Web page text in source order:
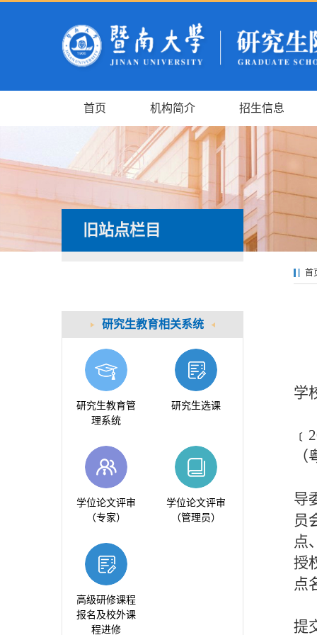
首页 机构简介 招生信息
旧站点栏目
研究生教育相关系统
研究生教育管
理系统
研究生选课
学位论文评审
（专家）
学位论文评审
（管理员）
高级研修课程
报名及校外课
程进修
首
学
﹝
导
员
点
授
点
提